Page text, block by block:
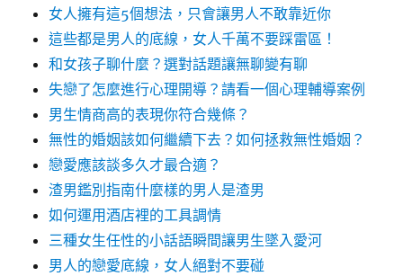
女人擁有這5個想法，只會讓男人不敢靠近你
這些都是男人的底線，女人千萬不要踩雷區！
和女孩子聊什麼？選對話題讓無聊變有聊
失戀了怎麼進行心理開導？請看一個心理輔導案例
男生情商高的表現你符合幾條？
無性的婚姻該如何繼續下去？如何拯救無性婚姻？
戀愛應該談多久才最合適？
渣男鑑別指南什麼樣的男人是渣男
如何運用酒店裡的工具調情
三種女生任性的小話語瞬間讓男生墜入愛河
男人的戀愛底線，女人絕對不要碰